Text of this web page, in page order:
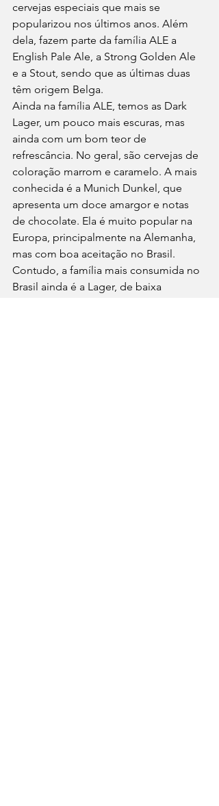
cervejas especiais que mais se
popularizou nos últimos anos. Além
dela, fazem parte da família ALE a
English Pale Ale, a Strong Golden Ale
e a Stout, sendo que as últimas duas
têm origem Belga.
Ainda na família ALE, temos as Dark
Lager, um pouco mais escuras, mas
ainda com um bom teor de
refrescância. No geral, são cervejas de
coloração marrom e caramelo. A mais
conhecida é a Munich Dunkel, que
apresenta um doce amargor e notas
de chocolate. Ela é muito popular na
Europa, principalmente na Alemanha,
mas com boa aceitação no Brasil.
Contudo, a família mais consumida no
Brasil ainda é a Lager, de baixa